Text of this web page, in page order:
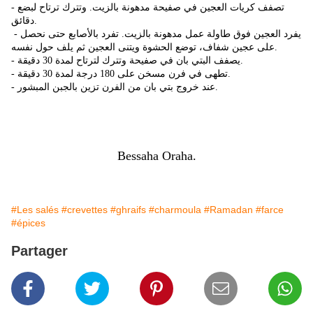
- تصفف كريات العجين في صفيحة مدهونة بالزيت. وتترك ترتاح لبضع
دقائق.
- يفرد العجين فوق طاولة عمل مدهونة بالزيت. تفرد بالأصابع حتى نحصل
على عجين شفاف، توضع الحشوة ويتنى العجين ثم يلف حول نفسه.
- يصفف البتي بان في صفيحة وتترك لترتاح لمدة 30 دقيقة.
- تطهى في فرن مسخن على 180 درجة لمدة 30 دقيقة.
- عند خروج بتي بان من الفرن تزين بالجبن المبشور.
Bessaha Oraha.
#Les salés #crevettes #ghraifs #charmoula #Ramadan #farce
#épices
Partager